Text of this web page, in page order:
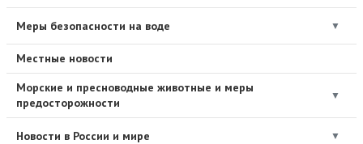
Меры безопасности на воде ▼
Местные новости
Морские и пресноводные животные и меры
предосторожности
▼
Новости в России и мире ▼